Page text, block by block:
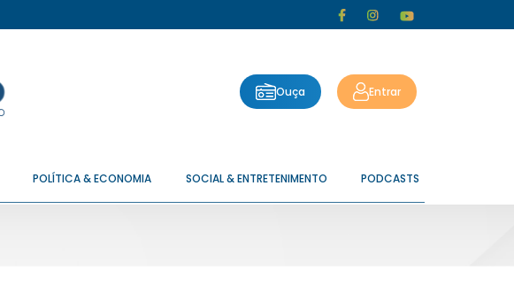
Ouça Entrar
POLÍTICA & ECONOMIA SOCIAL & ENTRETENIMENTO PODCASTS